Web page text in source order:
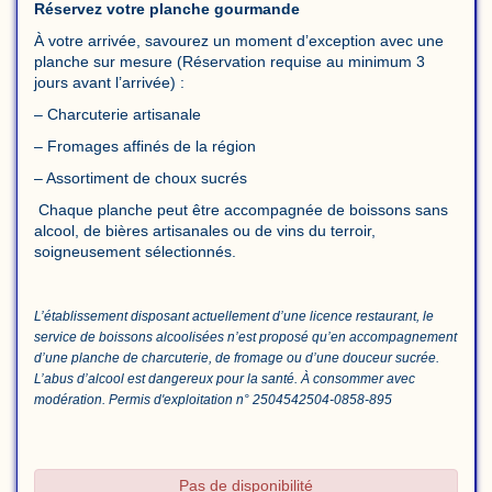
Réservez votre planche gourmande
À votre arrivée, savourez un moment d’exception avec une
planche sur mesure (Réservation requise au minimum 3
jours avant l’arrivée) :
– Charcuterie artisanale
– Fromages affinés de la région
– Assortiment de choux sucrés
Chaque planche peut être accompagnée de boissons sans
alcool, de bières artisanales ou de vins du terroir,
soigneusement sélectionnés.
L’établissement disposant actuellement d’une licence restaurant, le
service de boissons alcoolisées n’est proposé qu’en accompagnement
d’une planche de charcuterie, de fromage ou d’une douceur sucrée.
L’abus d’alcool est dangereux pour la santé. À consommer avec
modération. Permis d'exploitation n° 2504542504-0858-895
Pas de disponibilité